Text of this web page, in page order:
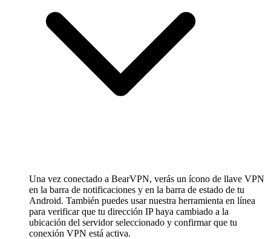
Una vez conectado a BearVPN, verás un ícono de llave VPN
en la barra de notificaciones y en la barra de estado de tu
Android. También puedes usar nuestra herramienta en línea
para verificar que tu dirección IP haya cambiado a la
ubicación del servidor seleccionado y confirmar que tu
conexión VPN está activa.